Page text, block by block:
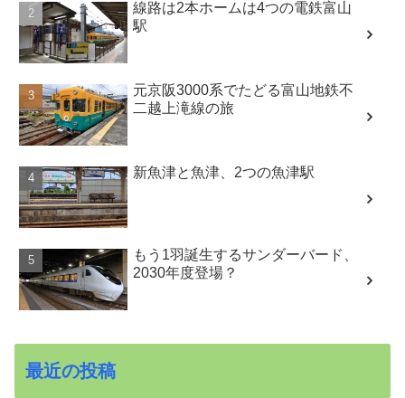
線路は2本ホームは4つの電鉄富山
駅
元京阪3000系でたどる富山地鉄不
二越上滝線の旅
新魚津と魚津、2つの魚津駅
もう1羽誕生するサンダーバード、
2030年度登場？
最近の投稿